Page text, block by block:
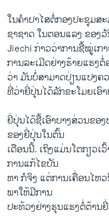
ພາສາຕ່າງໆ
ໃນຄຳປາໄສຕໍ່ກອງປະຊຸມສ
ຊາຊາດ ໃນຕອນແລງ ຂອງ
Jiechi ກ່າວວ່າການຊື້ໝູ່ເກ
ການລະເມີດຢ່າງຮ້າຍແຮງ
ວ່າ ມັນບໍ່ສາມາດປ່ຽນແປງ
ທີ່ວ່າຍີ່ປຸ່ນໄດ້ລັກຂະໂມຍເອົ
ຍີ່ປຸ່ນໄດ້ຊື້ເອົາບາງສ່ວນຂອ
ຂອງຍີ່ປຸ່ນໃນຕົ້ນ
ເດືອນນີ້. ເຖິງແມ່ນໂຕກຽວ
ການແກ້ໄຂບັນ
ຫາ ກໍຈິງ ແຕ່ການເຄື່ອນໄຫ
ພາໃຫ້ມີການ
ປະທ້ວງຢ່າງຮຸນແຮງຕໍ່ຕ້ານ